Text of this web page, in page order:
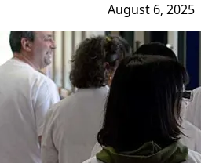
August 6, 2025